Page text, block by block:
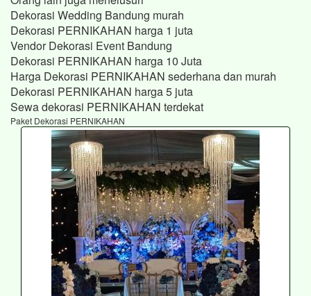
Dekorasi Wedding Bandung murah
Dekorasi PERNIKAHAN harga 1 juta
Vendor Dekorasi Event Bandung
Dekorasi PERNIKAHAN harga 10 Juta
Harga Dekorasi PERNIKAHAN sederhana dan murah
Dekorasi PERNIKAHAN harga 5 juta
Sewa dekorasi PERNIKAHAN terdekat
Paket Dekorasi PERNIKAHAN